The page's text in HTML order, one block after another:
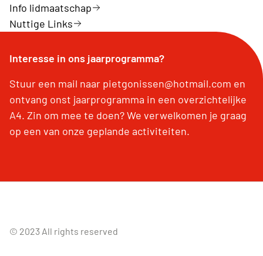
Info lidmaatschap
Nuttige Links
Interesse in ons jaarprogramma?
Stuur een mail naar pietgonissen@hotmail.com en
ontvang onst jaarprogramma in een overzichtelijke
A4. Zin om mee te doen? We verwelkomen je graag
op een van onze geplande activiteiten.
© 2023 All rights reserved